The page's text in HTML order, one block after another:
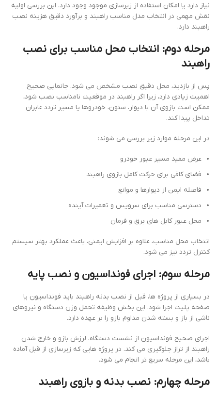
نیاز دارد یا امکان استفاده از زیرسازی موجود وجود دارد. این بررسی اولیه
نقش مهمی در انتخاب مدل مناسب راهبند و برآورد دقیق هزینه نصب
راهبند دارد.
مرحله دوم: انتخاب محل مناسب برای نصب
راهبند
پس از بازدید، محل دقیق نصب مشخص می شود. جانمایی صحیح
اهمیت زیادی دارد، زیرا اگر راهبند در موقعیت نامناسب نصب شود،
ممکن است بازوی آن با دیوار، ستون، خودروها یا مسیر تردد عابران
تداخل پیدا کند.
در این مرحله موارد زیر بررسی می شوند:
عرض مفید مسیر عبور خودرو
فضای کافی برای حرکت کامل بازوی راهبند
فاصله ایمن از دیوارها و موانع
دسترسی مناسب برای سرویس و تعمیرات آینده
محل عبور کابل های برق و فرمان
انتخاب محل مناسب، علاوه بر افزایش ایمنی، باعث عملکرد بهتر سیستم
کنترل تردد نیز می شود.
مرحله سوم: اجرای فونداسیون و نصب پایه
در بسیاری از پروژه ها، قبل از نصب بدنه راهبند باید فونداسیون یا
صفحه پلیت اجرا شود. این بخش وظیفه تحمل وزن دستگاه و نیروهای
ناشی از باز و بسته شدن مداوم بازو را بر عهده دارد.
اجرای صحیح فونداسیون از نشست دستگاه، لرزش بازو و خارج شدن
راهبند از تراز جلوگیری می کند. در پروژه هایی که زیرسازی از قبل آماده
باشد، این مرحله سریع تر انجام می شود.
مرحله چهارم: نصب بدنه و بازوی راهبند